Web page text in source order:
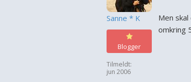
Sanne * K
Blogger
Tilmeldt:
jun 2006
Men
omkring